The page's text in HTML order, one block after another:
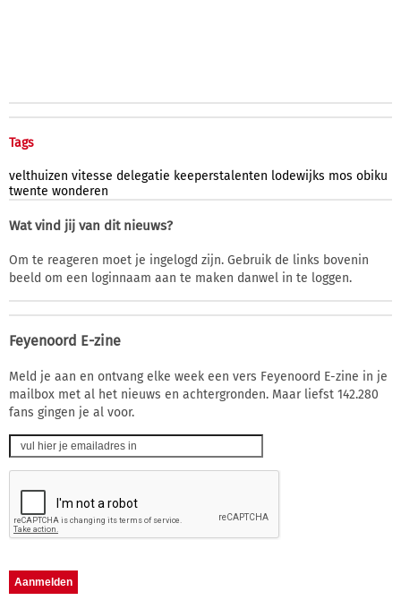
Tags
velthuizen vitesse delegatie keeperstalenten lodewijks mos obiku
twente wonderen
Wat vind jij van dit nieuws?
Om te reageren moet je ingelogd zijn. Gebruik de links bovenin
beeld om een loginnaam aan te maken danwel in te loggen.
Feyenoord E-zine
Meld je aan en ontvang elke week een vers Feyenoord E-zine in je
mailbox met al het nieuws en achtergronden. Maar liefst 142.280
fans gingen je al voor.